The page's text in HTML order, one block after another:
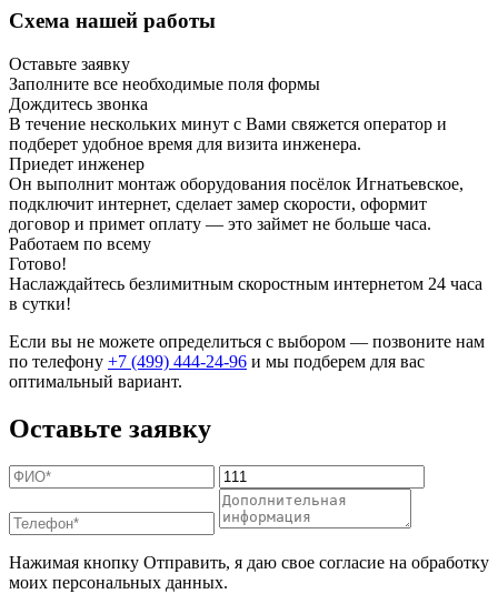
Схема нашей работы
Оставьте заявку
Заполните все необходимые поля формы
Дождитесь звонка
В течение нескольких минут с Вами свяжется оператор и
подберет удобное время для визита инженера.
Приедет инженер
Он выполнит монтаж оборудования посёлок Игнатьевское,
подключит интернет, сделает замер скорости, оформит
договор и примет оплату — это займет не больше часа.
Работаем по всему
Готово!
Наслаждайтесь безлимитным скоростным интернетом 24 часа
в сутки!
Если вы не можете определиться с выбором — позвоните нам
по телефону +7 (499) 444-24-96 и мы подберем для вас
оптимальный вариант.
Оставьте заявку
Нажимая кнопку Отправить, я даю свое согласие на обработку
моих персональных данных.